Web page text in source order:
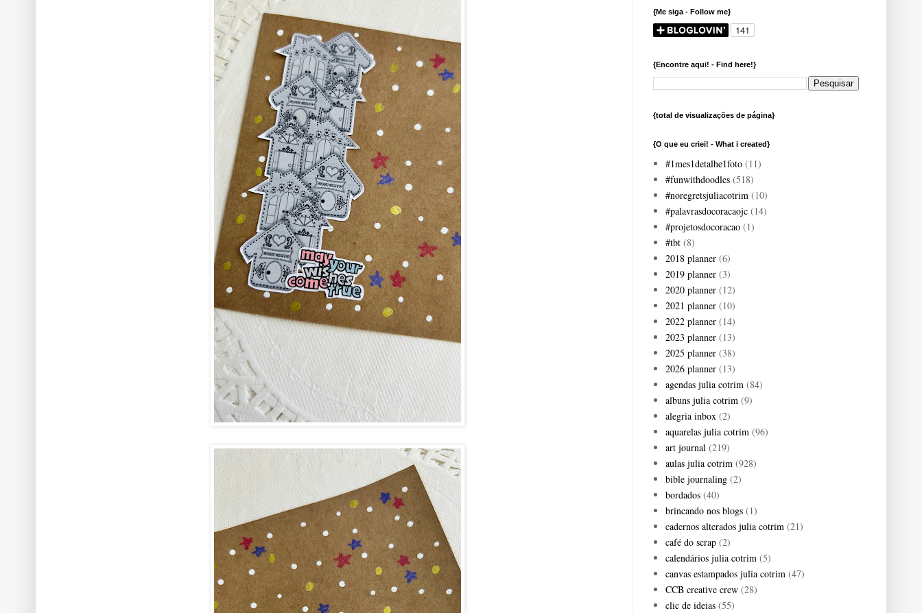
{Me siga - Follow me}
{Encontre aqui! - Find here!}
{total de visualizações de página}
{O que eu criei! - What i created}
#1mes1detalhe1foto (11)
#funwithdoodles (518)
#noregretsjuliacotrim (10)
#palavrasdocoracaojc (14)
#projetosdocoracao (1)
#tbt (8)
2018 planner (6)
2019 planner (3)
2020 planner (12)
2021 planner (10)
2022 planner (14)
2023 planner (13)
2025 planner (38)
2026 planner (13)
agendas julia cotrim (84)
albuns julia cotrim (9)
alegria inbox (2)
aquarelas julia cotrim (96)
art journal (219)
aulas julia cotrim (928)
bible journaling (2)
bordados (40)
brincando nos blogs (1)
cadernos alterados julia cotrim (21)
café do scrap (2)
calendários julia cotrim (5)
canvas estampados julia cotrim (47)
CCB creative crew (28)
clic de ideias (55)